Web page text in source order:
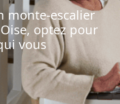
monte-escalier
optez pour
vous